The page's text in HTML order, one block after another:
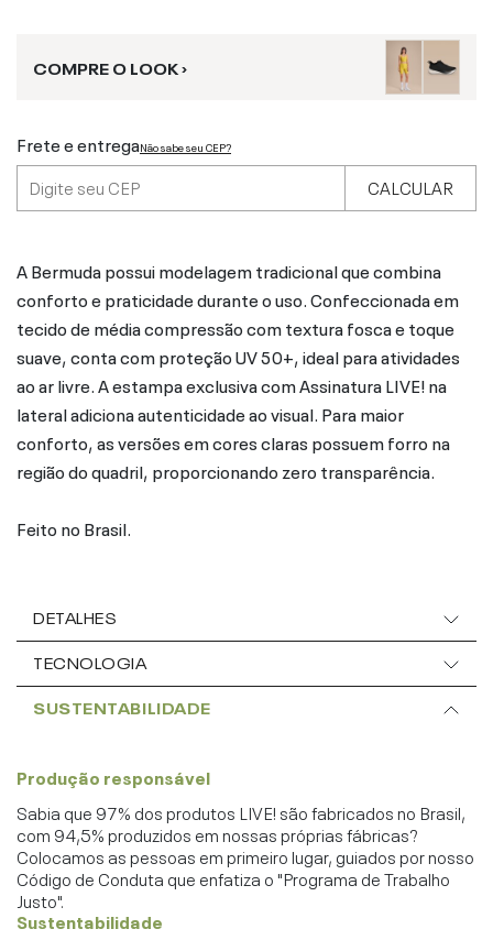
COMPRE O LOOK ›
Frete e entregaNão sabe seu CEP?
CALCULAR
A Bermuda possui modelagem tradicional que combina
conforto e praticidade durante o uso. Confeccionada em
tecido de média compressão com textura fosca e toque
suave, conta com proteção UV 50+, ideal para atividades
ao ar livre. A estampa exclusiva com Assinatura LIVE! na
lateral adiciona autenticidade ao visual. Para maior
conforto, as versões em cores claras possuem forro na
região do quadril, proporcionando zero transparência.
Feito no Brasil.
DETALHES
TECNOLOGIA
SUSTENTABILIDADE
Produção responsável
Sabia que 97% dos produtos LIVE! são fabricados no Brasil,
com 94,5% produzidos em nossas próprias fábricas?
Colocamos as pessoas em primeiro lugar, guiados por nosso
Código de Conduta que enfatiza o "Programa de Trabalho
Justo".
Sustentabilidade